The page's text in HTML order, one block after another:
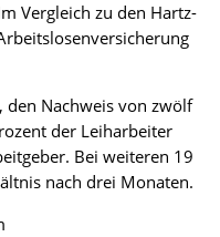
Vergleich zu den Hartz-
den Nachweis von zwölf
der Leiharbeiter
Bei weiteren 19
nach drei Monaten.